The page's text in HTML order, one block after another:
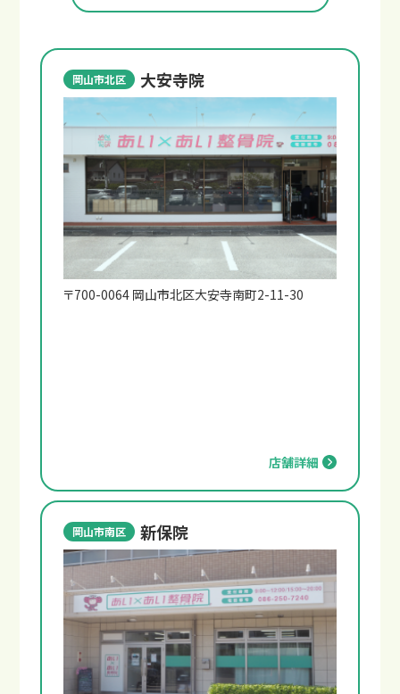
岡山市北区 大安寺院
〒700-0064 岡山市北区大安寺南町2-11-30
店舗詳細
岡山市南区 新保院